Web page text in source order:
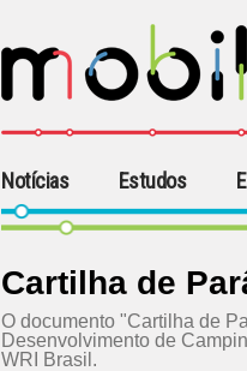
Notícias Estudos
Cartilha de
O documento "Cartilha de
Desenvolvimento de
WRI Brasil.